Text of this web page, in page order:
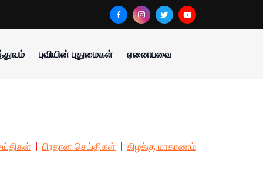
புவியின் புதுமைகள் ஏனையவை
பிரதான செய்திகள் கிழக்கு மாகாணம்